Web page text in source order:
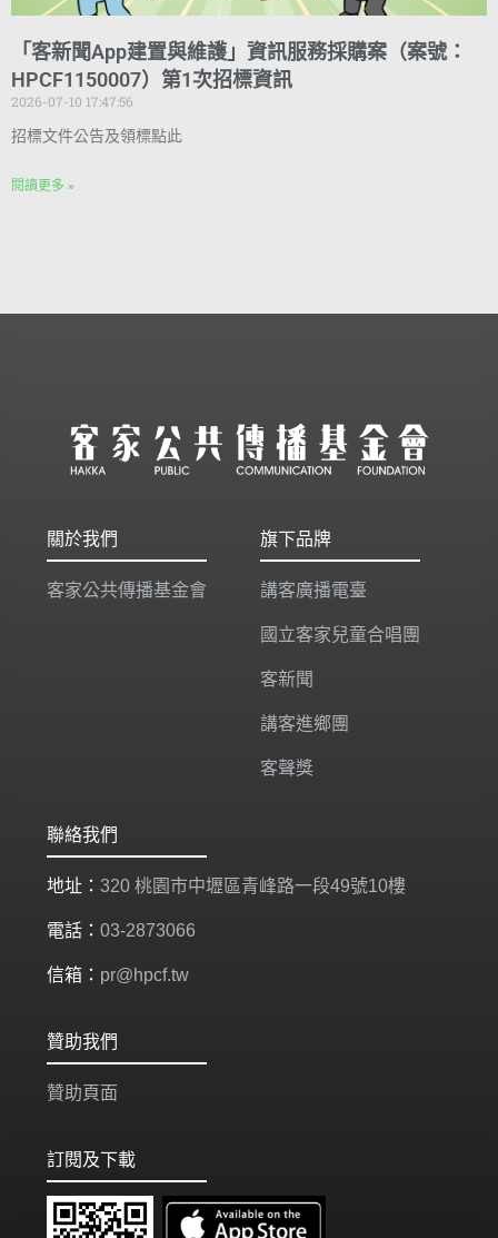
「客新聞App建置與維護」資訊服務採購案（案號：
HPCF1150007）第1次招標資訊
2026-07-10 17:47:56
招標文件公告及領標點此
閱讀更多 »
關於我們
客家公共傳播基金會
旗下品牌
講客廣播電臺
國立客家兒童合唱團
客新聞
講客進鄉團
客聲獎
聯絡我們
地址： 320 桃園市中壢區青峰路一段49號10樓
電話： 03-2873066
信箱： pr@hpcf.tw
贊助我們
贊助頁面
訂閱及下載